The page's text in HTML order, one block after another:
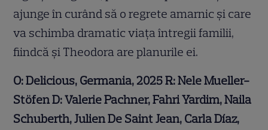
ajunge în curând să o regrete amarnic și care
va schimba dramatic viața întregii familii,
fiindcă și Theodora are planurile ei.
O: Delicious, Germania, 2025 R: Nele Mueller-
Stöfen D:Valerie Pachner,Fahri Yardim,Naila
Schuberth,Julien De Saint Jean, Carla Díaz,